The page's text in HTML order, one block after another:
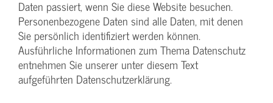
Daten passiert, wenn Sie diese Website besuchen.
Personenbezogene Daten sind alle Daten, mit denen
Sie persönlich identifiziert werden können.
Ausführliche Informationen zum Thema Datenschutz
entnehmen Sie unserer unter diesem Text
aufgeführten Datenschutzerklärung.